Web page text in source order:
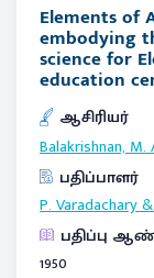
Elements of
embodying
science for
education
ஆசிரியர்
Balakrishnan, M.
பதிப்பாளர்
P. Varadachary
பதிப்பு
1950